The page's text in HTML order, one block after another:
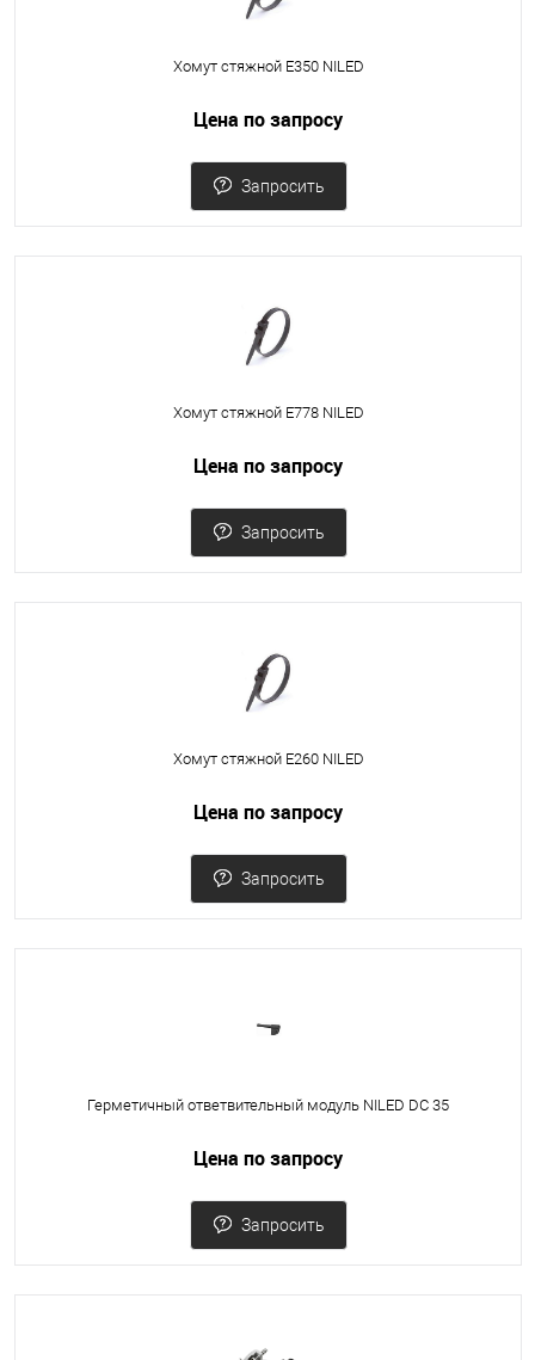
Хомут стяжной Е350 NILED
Цена по запросу
Запросить
Хомут стяжной Е778 NILED
Цена по запросу
Запросить
Хомут стяжной Е260 NILED
Цена по запросу
Запросить
Герметичный ответвительный модуль NILED DC 35
Цена по запросу
Запросить